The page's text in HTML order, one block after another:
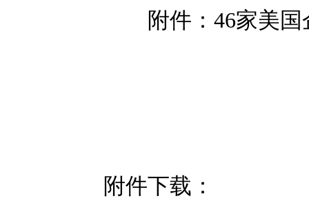
附件：46家美国
附件下载：